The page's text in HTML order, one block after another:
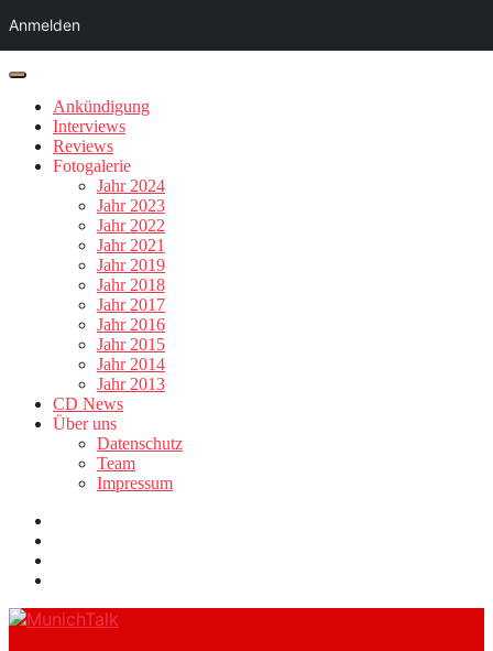
Anmelden
Ankündigung
Interviews
Reviews
Fotogalerie
Jahr 2024
Jahr 2023
Jahr 2022
Jahr 2021
Jahr 2019
Jahr 2018
Jahr 2017
Jahr 2016
Jahr 2015
Jahr 2014
Jahr 2013
CD News
Über uns
Datenschutz
Team
Impressum